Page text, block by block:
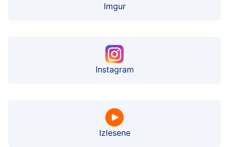
Imgur
Instagram
Izlesene